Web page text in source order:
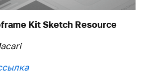
Kit Sketch Resource